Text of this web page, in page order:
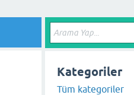
Kategoriler
Tüm kategoriler